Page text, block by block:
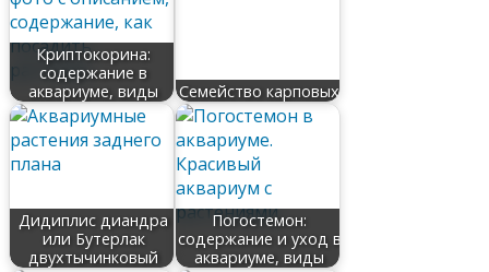
Криптокорина:
содержание в
аквариуме, виды
Семейство карповых
Дидиплис диандра
или Бутерлак
двухтычинковый
Погостемон:
содержание и уход в
аквариуме, виды